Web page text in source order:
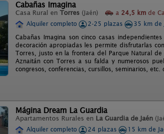
Cabañas Imagina
Casa Rural en Torres (Jaén) a 24,5 km de
Alquiler completo
2-25 plazas
35 km de
Cabañas Imagina son cinco casas
decoración apropiadas les permite disfrutarlas
Torres, justo en la frontera del Parque Natural
Aznaitá­n con Torres a su falda y numerosos
congresos, conferencias, cursillos, seminarios,
Mágina Dream La Guardia
Apartamentos Rurales en La Guardia de Jaén
Alquiler completo
24 plazas
15 km de